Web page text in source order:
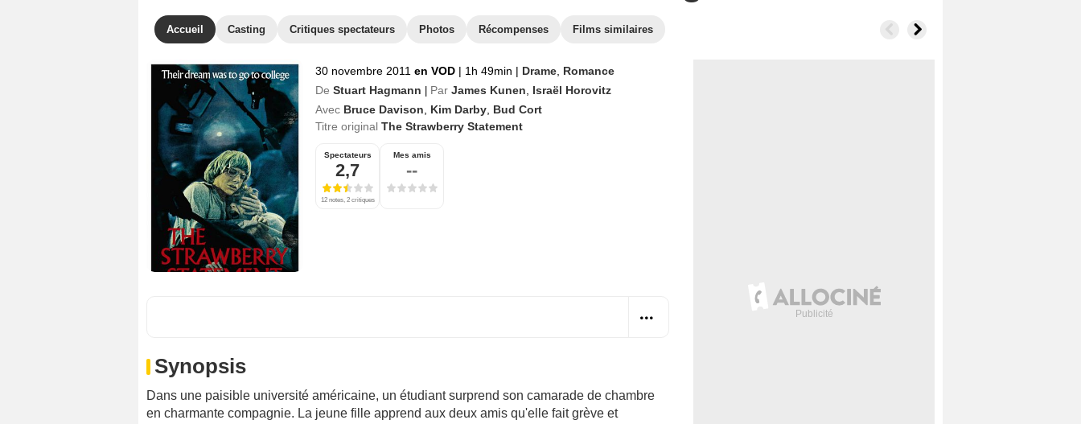
Accueil Casting Critiques spectateurs Photos Récompenses Films similaires
30 novembre 2011 en VOD | 1h 49min | Drame Romance
De Stuart Hagmann Par James Kunen
Israël Horovitz
Avec Bruce Davison Kim Darby Bud Cort
Titre original The Strawberry Statement
Spectateurs
2,7
12 notes, 2 critiques
Mes amis
--
Synopsis
Dans une paisible université américaine, un étudiant surprend son camarade de chambre
en charmante compagnie. La jeune fille apprend aux deux amis qu'elle fait grève et